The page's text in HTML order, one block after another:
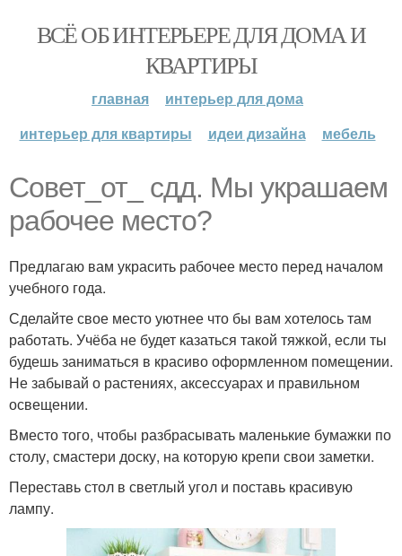
ВСЁ ОБ ИНТЕРЬЕРЕ ДЛЯ ДОМА И
КВАРТИРЫ
главная
интерьер для дома
интерьер для квартиры
идеи дизайна мебель
Совет_от_ сдд. Мы украшаем
рабочее место?
Предлагаю вам украсить рабочее место перед началом
учебного года.
Сделайте свое место уютнее что бы вам хотелось там
работать. Учёба не будет казаться такой тяжкой, если ты
будешь заниматься в красиво оформленном помещении.
Не забывай о растениях, аксессуарах и правильном
освещении.
Вместо того, чтобы разбрасывать маленькие бумажки по
столу, смастери доску, на которую крепи свои заметки.
Переставь стол в светлый угол и поставь красивую
лампу.